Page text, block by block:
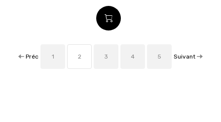
Préc 1 2 3 4 5 Suivant